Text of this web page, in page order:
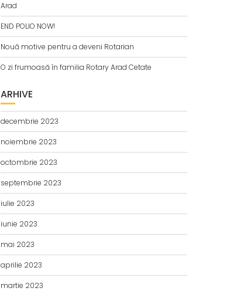
Arad
END POLIO NOW!
Nouă motive pentru a deveni Rotarian
O zi frumoasă în familia Rotary Arad Cetate
ARHIVE
decembrie 2023
noiembrie 2023
octombrie 2023
septembrie 2023
iulie 2023
iunie 2023
mai 2023
aprilie 2023
martie 2023